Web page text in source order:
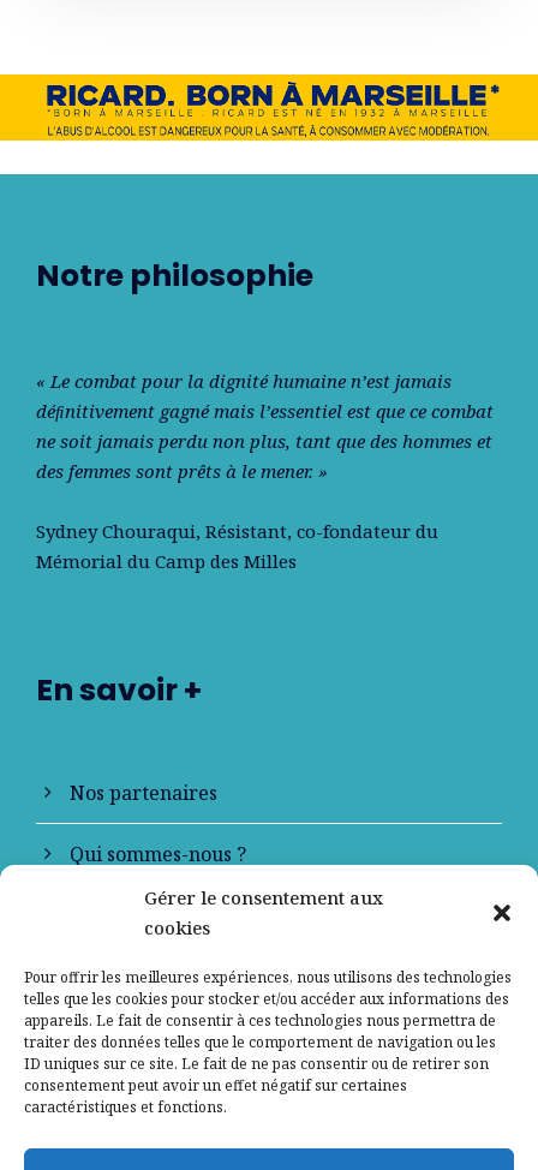
Gérer le consentement aux
cookies
Pour offrir les meilleures expériences, nous utilisons des technologies
telles que les cookies pour stocker et/ou accéder aux informations des
appareils. Le fait de consentir à ces technologies nous permettra de
traiter des données telles que le comportement de navigation ou les
ID uniques sur ce site. Le fait de ne pas consentir ou de retirer son
consentement peut avoir un effet négatif sur certaines
caractéristiques et fonctions.
Notre philosophie
« Le combat pour la dignité humaine n’est jamais
déﬁnitivement gagné mais l’essentiel est que ce combat
ne soit jamais perdu non plus, tant que des hommes et
des femmes sont prêts à le mener. »
Sydney Chouraqui, Résistant, co-fondateur du
Mémorial du Camp des Milles
En savoir +
Nos partenaires
Qui sommes-nous ?
Contactez-nous
Mentions légales
Politique de confidentialité